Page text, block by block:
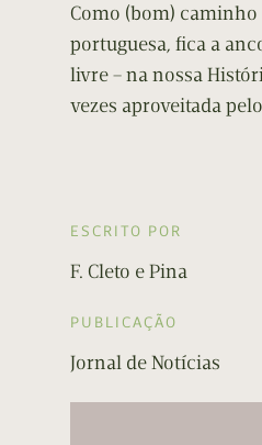
Como (bom) caminho
portuguesa, fica a
livre – na nossa
vezes aproveitada
ESCRITO POR
F. Cleto e Pina
PUBLICAÇÃO
Jornal de Notícias